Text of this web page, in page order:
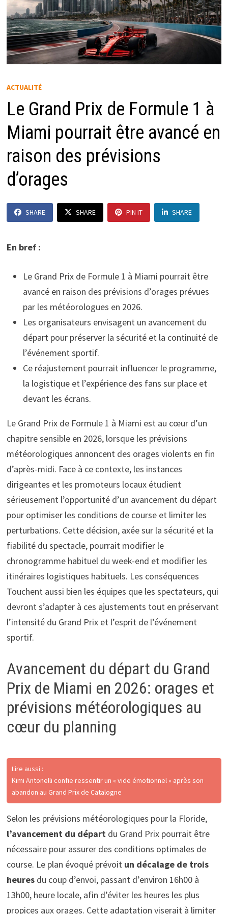
ACTUALITÉ
Le Grand Prix de Formule 1 à
Miami pourrait être avancé en
raison des prévisions
d’orages
SHARE SHARE PIN IT SHARE
En bref :
Le Grand Prix de Formule 1 à Miami pourrait être
avancé en raison des prévisions d’orages prévues
par les météorologues en 2026.
Les organisateurs envisagent un avancement du
départ pour préserver la sécurité et la continuité de
l’événement sportif.
Ce réajustement pourrait influencer le programme,
la logistique et l’expérience des fans sur place et
devant les écrans.
Le Grand Prix de Formule 1 à Miami est au cœur d’un
chapitre sensible en 2026, lorsque les prévisions
météorologiques annoncent des orages violents en fin
d’après-midi. Face à ce contexte, les instances
dirigeantes et les promoteurs locaux étudient
sérieusement l’opportunité d’un avancement du départ
pour optimiser les conditions de course et limiter les
perturbations. Cette décision, axée sur la sécurité et la
fiabilité du spectacle, pourrait modifier le
chronogramme habituel du week-end et modifier les
itinéraires logistiques habituels. Les conséquences
Touchent aussi bien les équipes que les spectateurs, qui
devront s’adapter à ces ajustements tout en préservant
l’intensité du Grand Prix et l’esprit de l’événement
sportif.
Avancement du départ du Grand
Prix de Miami en 2026: orages et
prévisions météorologiques au
cœur du planning
Lire aussi :
Kimi Antonelli confie ressentir un « vide émotionnel » après son
abandon au Grand Prix de Catalogne
Selon les prévisions météorologiques pour la Floride,
l’avancement du départdu Grand Prix pourrait être
nécessaire pour assurer des conditions optimales de
course. Le plan évoqué prévoit un décalage de trois
heuresdu coup d’envoi, passant d’environ 16h00 à
13h00, heure locale, afin d’éviter les heures les plus
propices aux orages. Cette adaptation viserait à limiter